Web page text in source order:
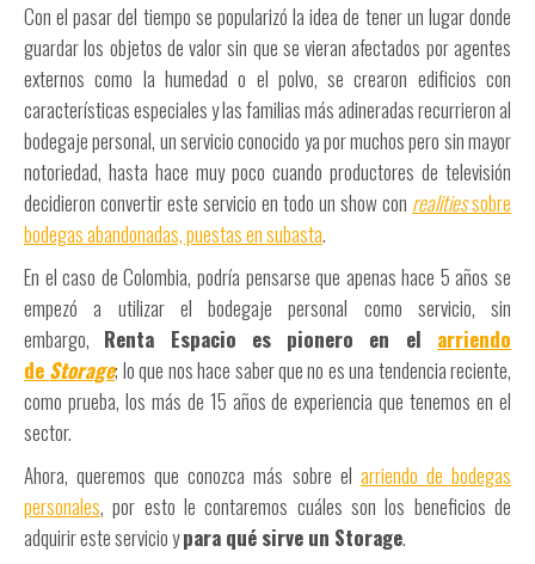
Con el pasar del tiempo se popularizó la idea de tener un lugar donde
guardar los objetos de valor sin que se vieran afectados por agentes
externos como la humedad o el polvo, se crearon edificios con
características especiales y las familias más adineradas recurrieron al
bodegaje personal, un servicio conocido ya por muchos pero sin mayor
notoriedad, hasta hace muy poco cuando productores de televisión
decidieron convertir este servicio en todo un show con realitiessobre
bodegas abandonadas, puestas en subasta.
En el caso de Colombia, podría pensarse que apenas hace 5 años se
empezó a utilizar el bodegaje personal como servicio, sin
embargo, Renta Espacio es pionero en el arriendo
de Storage; lo que nos hace saber que no es una tendencia reciente,
como prueba, los más de 15 años de experiencia que tenemos en el
sector.
Ahora, queremos que conozca más sobre el arriendo de bodegas
personales, por esto le contaremos cuáles son los beneficios de
adquirir este servicio ypara qué sirve un Storage.